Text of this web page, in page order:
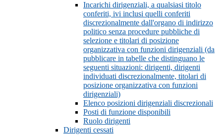
Incarichi dirigenziali, a qualsiasi titolo
conferiti, ivi inclusi quelli conferiti
discrezionalmente dall'organo di indirizzo
politico senza procedure pubbliche di
selezione e titolari di posizione
organizzativa con funzioni dirigenziali (da
pubblicare in tabelle che distinguano le
seguenti situazioni: dirigenti, dirigenti
individuati discrezionalmente, titolari di
posizione organizzativa con funzioni
dirigenziali)
Elenco posizioni dirigenziali discrezionali
Posti di funzione disponibili
Ruolo dirigenti
Dirigenti cessati